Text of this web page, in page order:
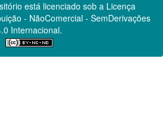
está licenciado sob a Licença
- NãoComercial - SemDerivações
Internacional.